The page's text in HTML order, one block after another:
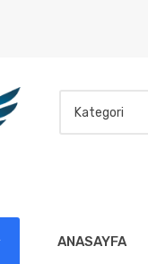
Kategori
ANASAYFA